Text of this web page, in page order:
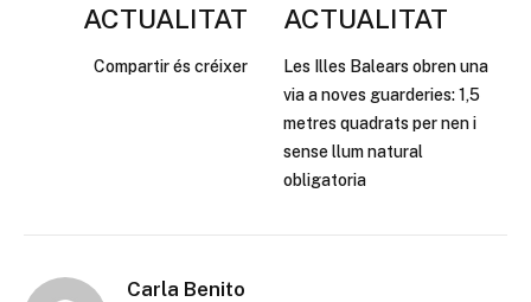
ACTUALITAT
Compartir és créixer
ACTUALITAT
Les Illes Balears obren una
via a noves guarderies: 1,5
metres quadrats per nen i
sense llum natural
obligatoria
Carla Benito